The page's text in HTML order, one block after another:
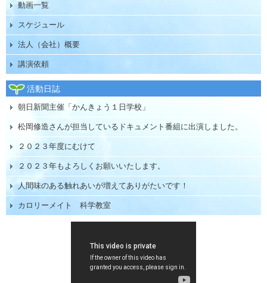
動画一覧
スケジュール
法人（会社）概要
講演依頼
活動日誌
朝日新聞主催「かんきょう１日学校」
松岡修造さんが担当しているドキュメント番組に出演しました。
２０２３年度にむけて
２０２３年もよろしくお願いいたします。
人間味のある触れあいが増えてありがたいです！
カロリーメイト 科学教室